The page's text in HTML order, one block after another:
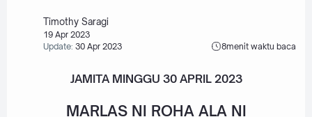
Timothy Saragi
19 Apr 2023
Update: 30 Apr 2023 8menit waktu baca
JAMITA MINGGU 30 APRIL 2023
MARLAS NI ROHA ALA NI